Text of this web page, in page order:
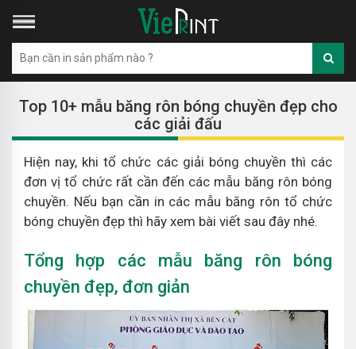
Top 10+ mẫu băng rôn bóng chuyền đẹp cho
các giải đấu
Hiện nay, khi tổ chức các giải bóng chuyền thì các
đơn vị tổ chức rất cần đến các mẫu băng rôn bóng
chuyền. Nếu bạn cần in các mẫu băng rôn tổ chức
bóng chuyền đẹp thì hãy xem bài viết sau đây nhé.
Tổng hợp các mẫu băng rôn bóng
chuyền đẹp, đơn giản